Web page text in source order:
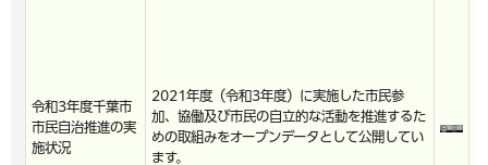
令和3年度千葉市
市民自治推進の実
施状況
2021年度（令和3年度）に実施した市民参
加、協働及び市民の自立的な活動を推進するた
めの取組みをオープンデータとして公開してい
ます。